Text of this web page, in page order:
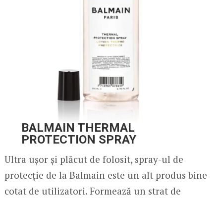
BALMAIN THERMAL
PROTECTION SPRAY
Ultra ușor și plăcut de folosit, spray-ul de
protecție de la Balmain este un alt produs bine
cotat de utilizatori. Formează un strat de